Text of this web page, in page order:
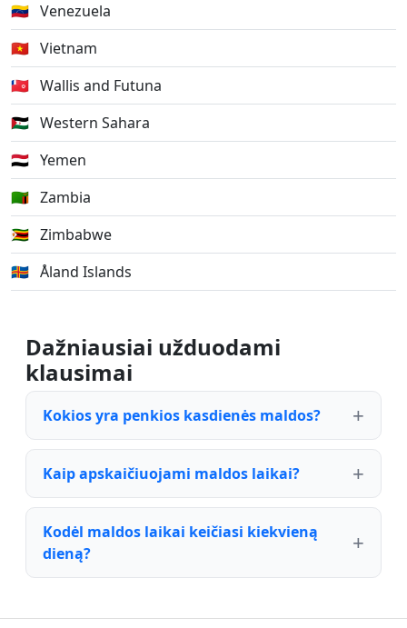
🇻🇪 Venezuela
🇻🇳 Vietnam
🇼🇫 Wallis and Futuna
🇪🇭 Western Sahara
🇾🇪 Yemen
🇿🇲 Zambia
🇿🇼 Zimbabwe
🇦🇽 Åland Islands
Dažniausiai užduodami
klausimai
Kokios yra penkios kasdienės maldos?
Kaip apskaičiuojami maldos laikai?
Kodėl maldos laikai keičiasi kiekvieną
dieną?